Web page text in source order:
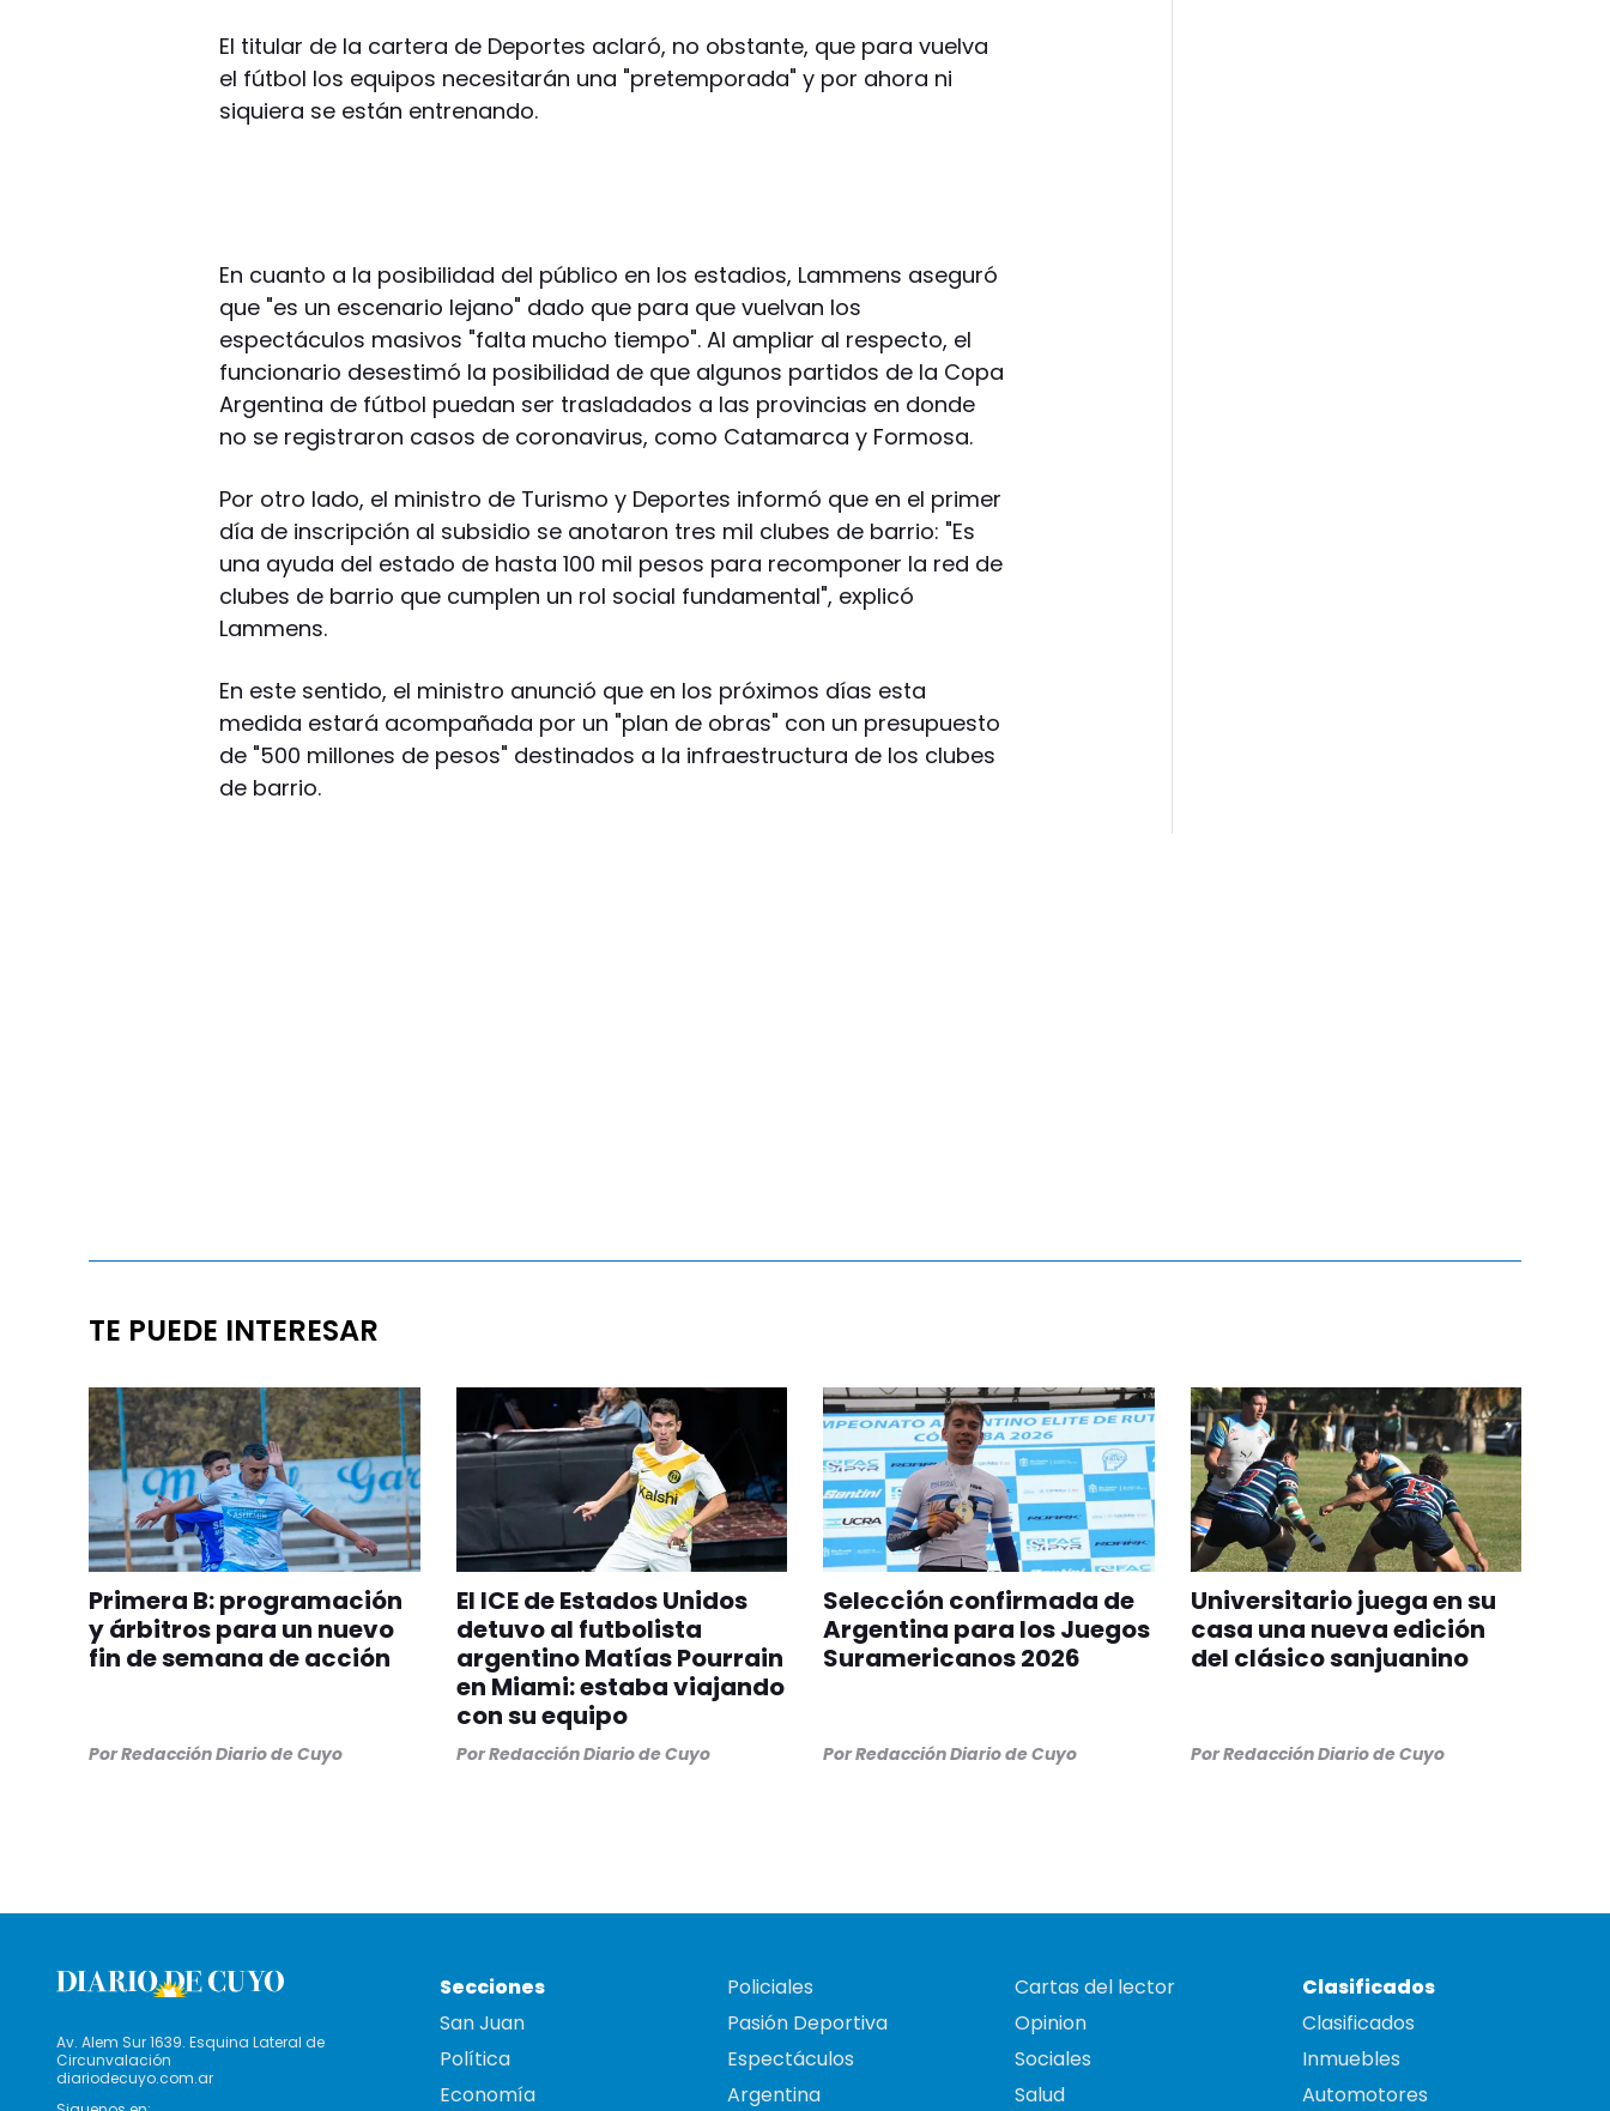
El titular de la cartera de Deportes aclaró, no obstante, que para vuelva
el fútbol los equipos necesitarán una "pretemporada" y por ahora ni
siquiera se están entrenando.
En cuanto a la posibilidad del público en los estadios, Lammens aseguró
que "es un escenario lejano" dado que para que vuelvan los
espectáculos masivos "falta mucho tiempo". Al ampliar al respecto, el
funcionario desestimó la posibilidad de que algunos partidos de la Copa
Argentina de fútbol puedan ser trasladados a las provincias en donde
no se registraron casos de coronavirus, como Catamarca y Formosa.
Por otro lado, el ministro de Turismo y Deportes informó que en el primer
día de inscripción al subsidio se anotaron tres mil clubes de barrio: "Es
una ayuda del estado de hasta 100 mil pesos para recomponer la red de
clubes de barrio que cumplen un rol social fundamental", explicó
Lammens.
En este sentido, el ministro anunció que en los próximos días esta
medida estará acompañada por un "plan de obras" con un presupuesto
de "500 millones de pesos" destinados a la infraestructura de los clubes
de barrio.
TE PUEDE INTERESAR
Primera B: programación
y árbitros para un nuevo
fin de semana de acción
PorRedacción Diario de Cuyo
El ICE de Estados Unidos
detuvo al futbolista
argentino Matías Pourrain
en Miami: estaba viajando
con su equipo
PorRedacción Diario de Cuyo
Selección confirmada de
Argentina para los Juegos
Suramericanos 2026
PorRedacción Diario de Cuyo
Universitario juega en su
casa una nueva edición
del clásico sanjuanino
PorRedacción Diario de Cuyo
Av. Alem Sur 1639. Esquina Lateral de
Circunvalación
diariodecuyo.com.ar
Secciones
San Juan
Política
Economía
Policiales
Pasión Deportiva
Espectáculos
Argentina
Cartas del lector
Opinion
Sociales
Salud
Clasificados
Clasificados
Inmuebles
Automotores